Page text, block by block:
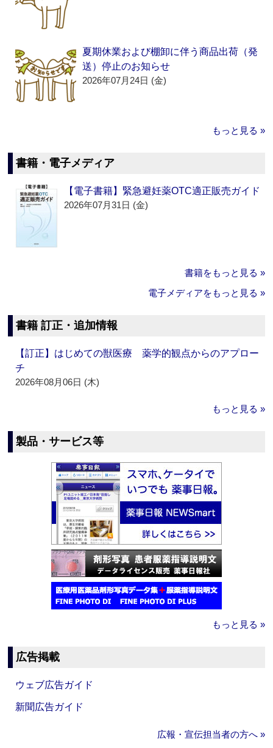
夏期休業および棚卸に伴う商品出荷（発
送）停止のお知らせ
2026年07月24日 (金)
もっと見る »
書籍・電子メディア
【電子書籍】緊急避妊薬OTC適正販売ガイド
2026年07月31日 (金)
書籍をもっと見る »
電子メディアをもっと見る »
書籍 訂正・追加情報
【訂正】はじめての獣医療 薬学的観点からのアプロー
チ
2026年08月06日 (木)
もっと見る »
製品・サービス等
もっと見る »
広告掲載
ウェブ広告ガイド
新聞広告ガイド
広報・宣伝担当者の方へ »